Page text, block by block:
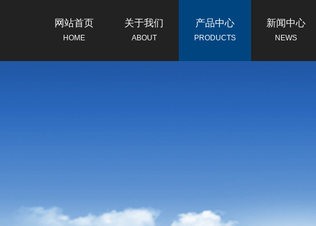
网站首页
HOME
关于我们
ABOUT
产品中心
PRODUCTS
新闻中心
NEWS